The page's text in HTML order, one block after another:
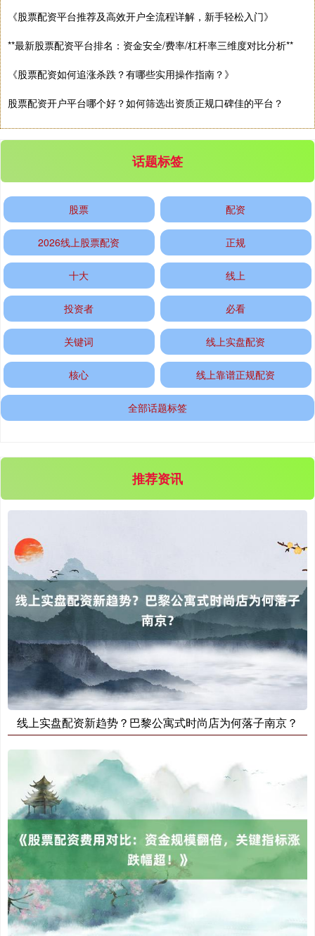
《股票配资平台推荐及高效开户全流程详解，新手轻松入门》
**最新股票配资平台排名：资金安全/费率/杠杆率三维度对比分析**
《股票配资如何追涨杀跌？有哪些实用操作指南？》
股票配资开户平台哪个好？如何筛选出资质正规口碑佳的平台？
话题标签
股票 配资
2026线上股票配资 正规
十大 线上
投资者 必看
关键词 线上实盘配资
核心 线上靠谱正规配资
全部话题标签
推荐资讯
线上实盘配资新趋势？巴黎公寓式时尚店为何落子南京？